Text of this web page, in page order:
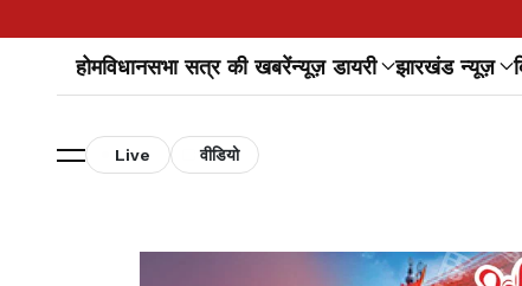
होमविधानसभा सत्र की खबरेंन्यूज़ डायरी झारखंड न्यूज़
Live वीडियो